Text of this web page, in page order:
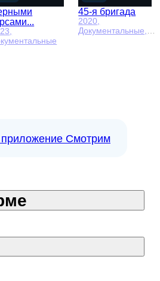
,
45-я бригада
2020,
Документальные,
приложение Смотрим